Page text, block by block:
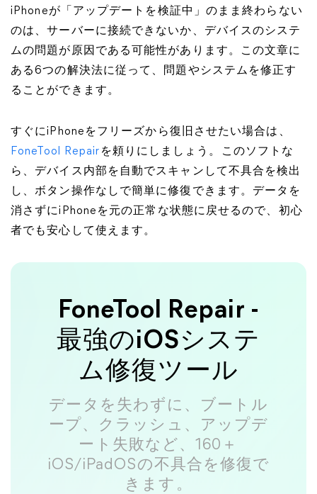
iPhoneが「アップデートを検証中」のまま終わらない
のは、サーバーに接続できないか、デバイスのシステ
ムの問題が原因である可能性があります。この文章に
ある6つの解決法に従って、問題やシステムを修正す
ることができます。
すぐにiPhoneをフリーズから復旧させたい場合は、
FoneTool Repair を頼りにしましょう。このソフトな
ら、デバイス内部を自動でスキャンして不具合を検出
し、ボタン操作なしで簡単に修復できます。データを
消さずにiPhoneを元の正常な状態に戻せるので、初心
者でも安心して使えます。
FoneTool Repair -
最強のiOSシステ
ム修復ツール
データを失わずに、ブートル
ープ、クラッシュ、アップデ
ート失敗など、160＋
iOS/iPadOSの不具合を修復で
きます。